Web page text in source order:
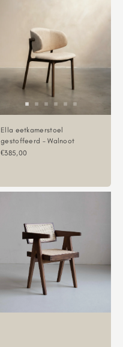
Ella eetkamerstoel
gestoffeerd - Walnoot
Aanbiedingsprijs
€385,00